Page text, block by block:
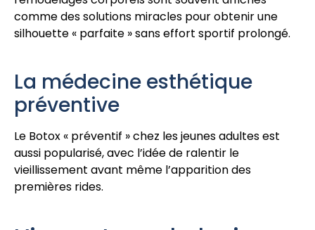
comme des solutions miracles pour obtenir une
silhouette « parfaite » sans effort sportif prolongé.
La médecine esthétique
préventive
Le Botox « préventif » chez les jeunes adultes est
aussi popularisé, avec l’idée de ralentir le
vieillissement avant même l’apparition des
premières rides.